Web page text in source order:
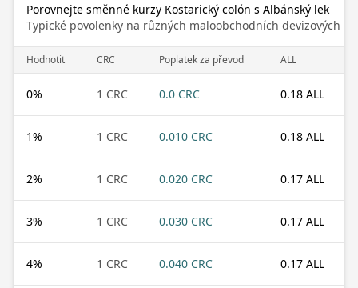
Porovnejte směnné kurzy Kostarický colón s Albánský lek
Typické povolenky na různých maloobchodních devizových
Hodnotit CRC Poplatek za převod ALL
0% 1 CRC 0.0 CRC 0.18 ALL
1% 1 CRC 0.010 CRC 0.18 ALL
2% 1 CRC 0.020 CRC 0.17 ALL
3% 1 CRC 0.030 CRC 0.17 ALL
4% 1 CRC 0.040 CRC 0.17 ALL